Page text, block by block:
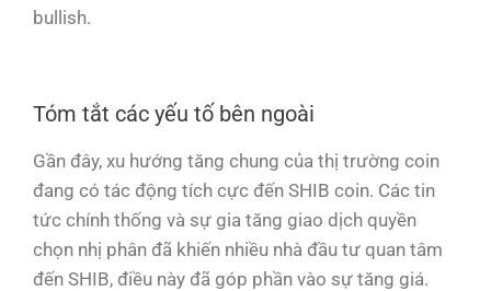
bullish.
Tóm tắt các yếu tố bên ngoài
Gần đây, xu hướng tăng chung của thị trường coin
đang có tác động tích cực đến SHIB coin. Các tin
tức chính thống và sự gia tăng giao dịch quyền
chọn nhị phân đã khiến nhiều nhà đầu tư quan tâm
đến SHIB, điều này đã góp phần vào sự tăng giá.